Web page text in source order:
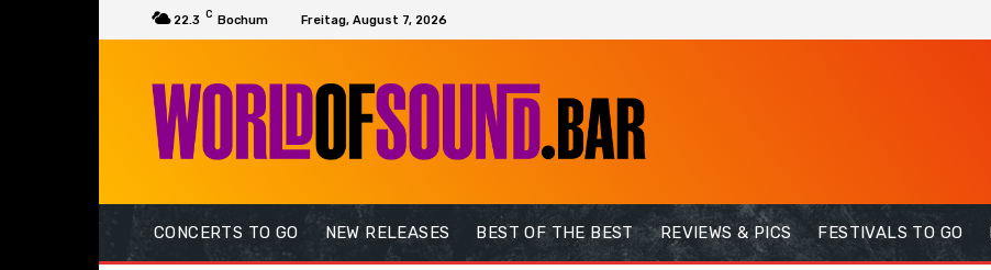
22.3 C Bochum Freitag, August 7, 2026
CONCERTS TO GO NEW RELEASES BEST OF THE BEST REVIEWS & PICS FESTIVALS TO GO